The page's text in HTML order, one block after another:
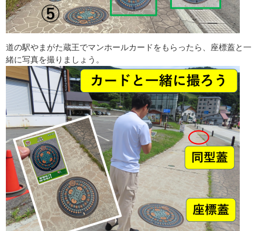
道の駅やまがた蔵王でマンホールカードをもらったら、座標蓋と一
緒に写真を撮りましょう。​